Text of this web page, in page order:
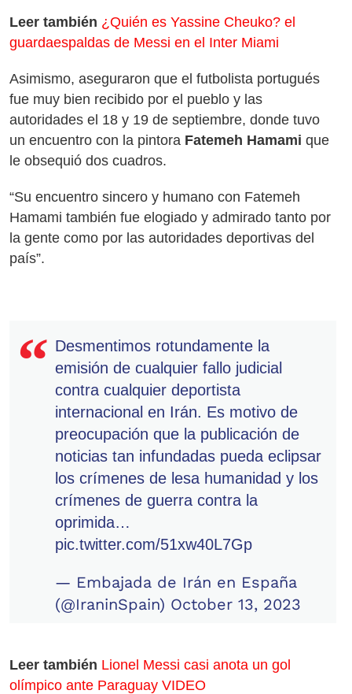
Leer también ¿Quién es Yassine Cheuko? el
guardaespaldas de Messi en el Inter Miami
Asimismo, aseguraron que el futbolista portugués
fue muy bien recibido por el pueblo y las
autoridades el 18 y 19 de septiembre, donde tuvo
un encuentro con la pintora Fatemeh Hamami que
le obsequió dos cuadros.
“Su encuentro sincero y humano con Fatemeh
Hamami también fue elogiado y admirado tanto por
la gente como por las autoridades deportivas del
país”.
Desmentimos rotundamente la
emisión de cualquier fallo judicial
contra cualquier deportista
internacional en Irán. Es motivo de
preocupación que la publicación de
noticias tan infundadas pueda eclipsar
los crímenes de lesa humanidad y los
crímenes de guerra contra la
oprimida…
pic.twitter.com/51xw40L7Gp
— Embajada de Irán en España
(@IraninSpain) October 13, 2023
Leer también Lionel Messi casi anota un gol
olímpico ante Paraguay VIDEO